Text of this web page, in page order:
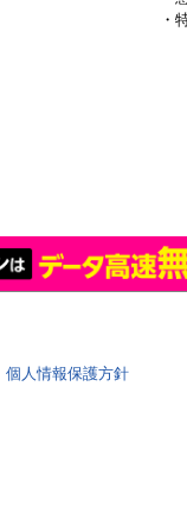
・
個人情報保護方針